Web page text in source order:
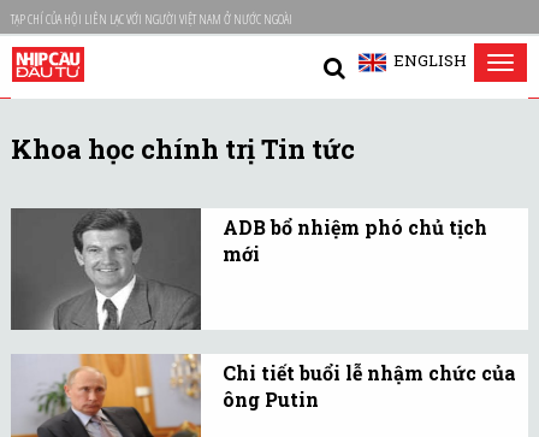
TẠP CHÍ CỦA HỘI LIÊN LẠC VỚI NGƯỜI VIỆT NAM Ở NƯỚC NGOÀI
ENGLISH
Khoa học chính trị Tin tức
ADB bổ nhiệm phó chủ tịch
mới
5/12 đã bổ nhiệm ông
Bruce Davis làm phó chủ
tịch mới.
Chi tiết buổi lễ nhậm chức của
ông Putin